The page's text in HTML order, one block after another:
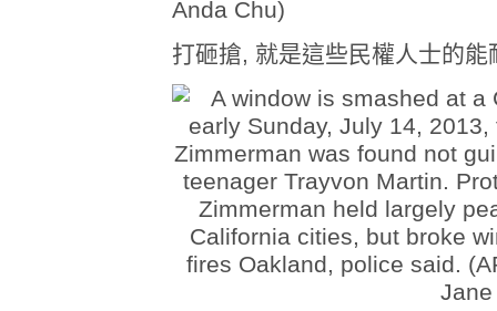
打砸搶, 就是這些民權人士的能